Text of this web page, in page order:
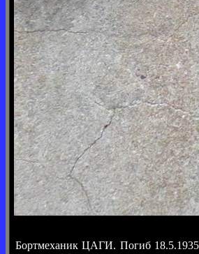
Бортмеханик ЦАГИ. Погиб 18.5.1935